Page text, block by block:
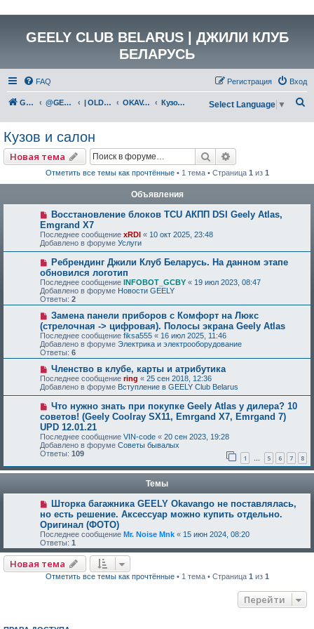
GEELY CLUB BELARUS | ДЖИЛИ КЛУБ
БЕЛАРУСЬ
FAQ Вход
Регистрация
GEELY Club Belarus @GEELYCLUBBY | OLD GEELY OKAVANGO (VX11) Кузов и салон Select Language ▼
Кузов и салон
Новая тема Поиск
Отметить все темы как прочтённые• 1 тема • Страница 1 из 1
Объявления
Восстановление блоков TCU АКПП DSI Geely Atlas,
Emgrand X7
Последнее сообщение xRDI « 10 окт 2025, 23:48
Добавлено в форуме Услуги
Ребрендинг Джили Клуб Беларусь. На данном этапе
обновился логотип
Последнее сообщение INFOBOT_GCBY « 19 июл 2023, 08:47
Добавлено в форуме Новости GEELY
Ответы: 2
Замена панели приборов с Комфорт на Люкс
(стрелочная -> цифровая). Полосы экрана Geely Atlas
Последнее сообщение fiksa555 « 16 июл 2025, 11:46
Добавлено в форуме Электрика и электрооборудование
Ответы: 6
Членство в клубе, карты и атрибутика
Последнее сообщение ring « 25 сен 2018, 12:36
Добавлено в форуме Вступление в GEELY Club Belarus
Что нужно знать при покупке Geely Atlas у дилера? 10
советов! (Geely Coolray SX11, Emrgand X7, Emrgand 7)
UPD 12.01.21
Последнее сообщение VIN-code « 20 сен 2023, 19:28
Добавлено в форуме Советы бывалых
Ответы: 109 1 … 5 6 7 8
Темы
Шторка багажника GEELY Okavango не поставлялась,
но есть решение. Аксессуар можно купить отдельно.
Оригинал (ФОТО)
Последнее сообщение Mr. Noise Mnk « 15 июн 2024, 08:20
Ответы: 1
Новая тема
Отметить все темы как прочтённые• 1 тема • Страница 1 из 1
Перейти